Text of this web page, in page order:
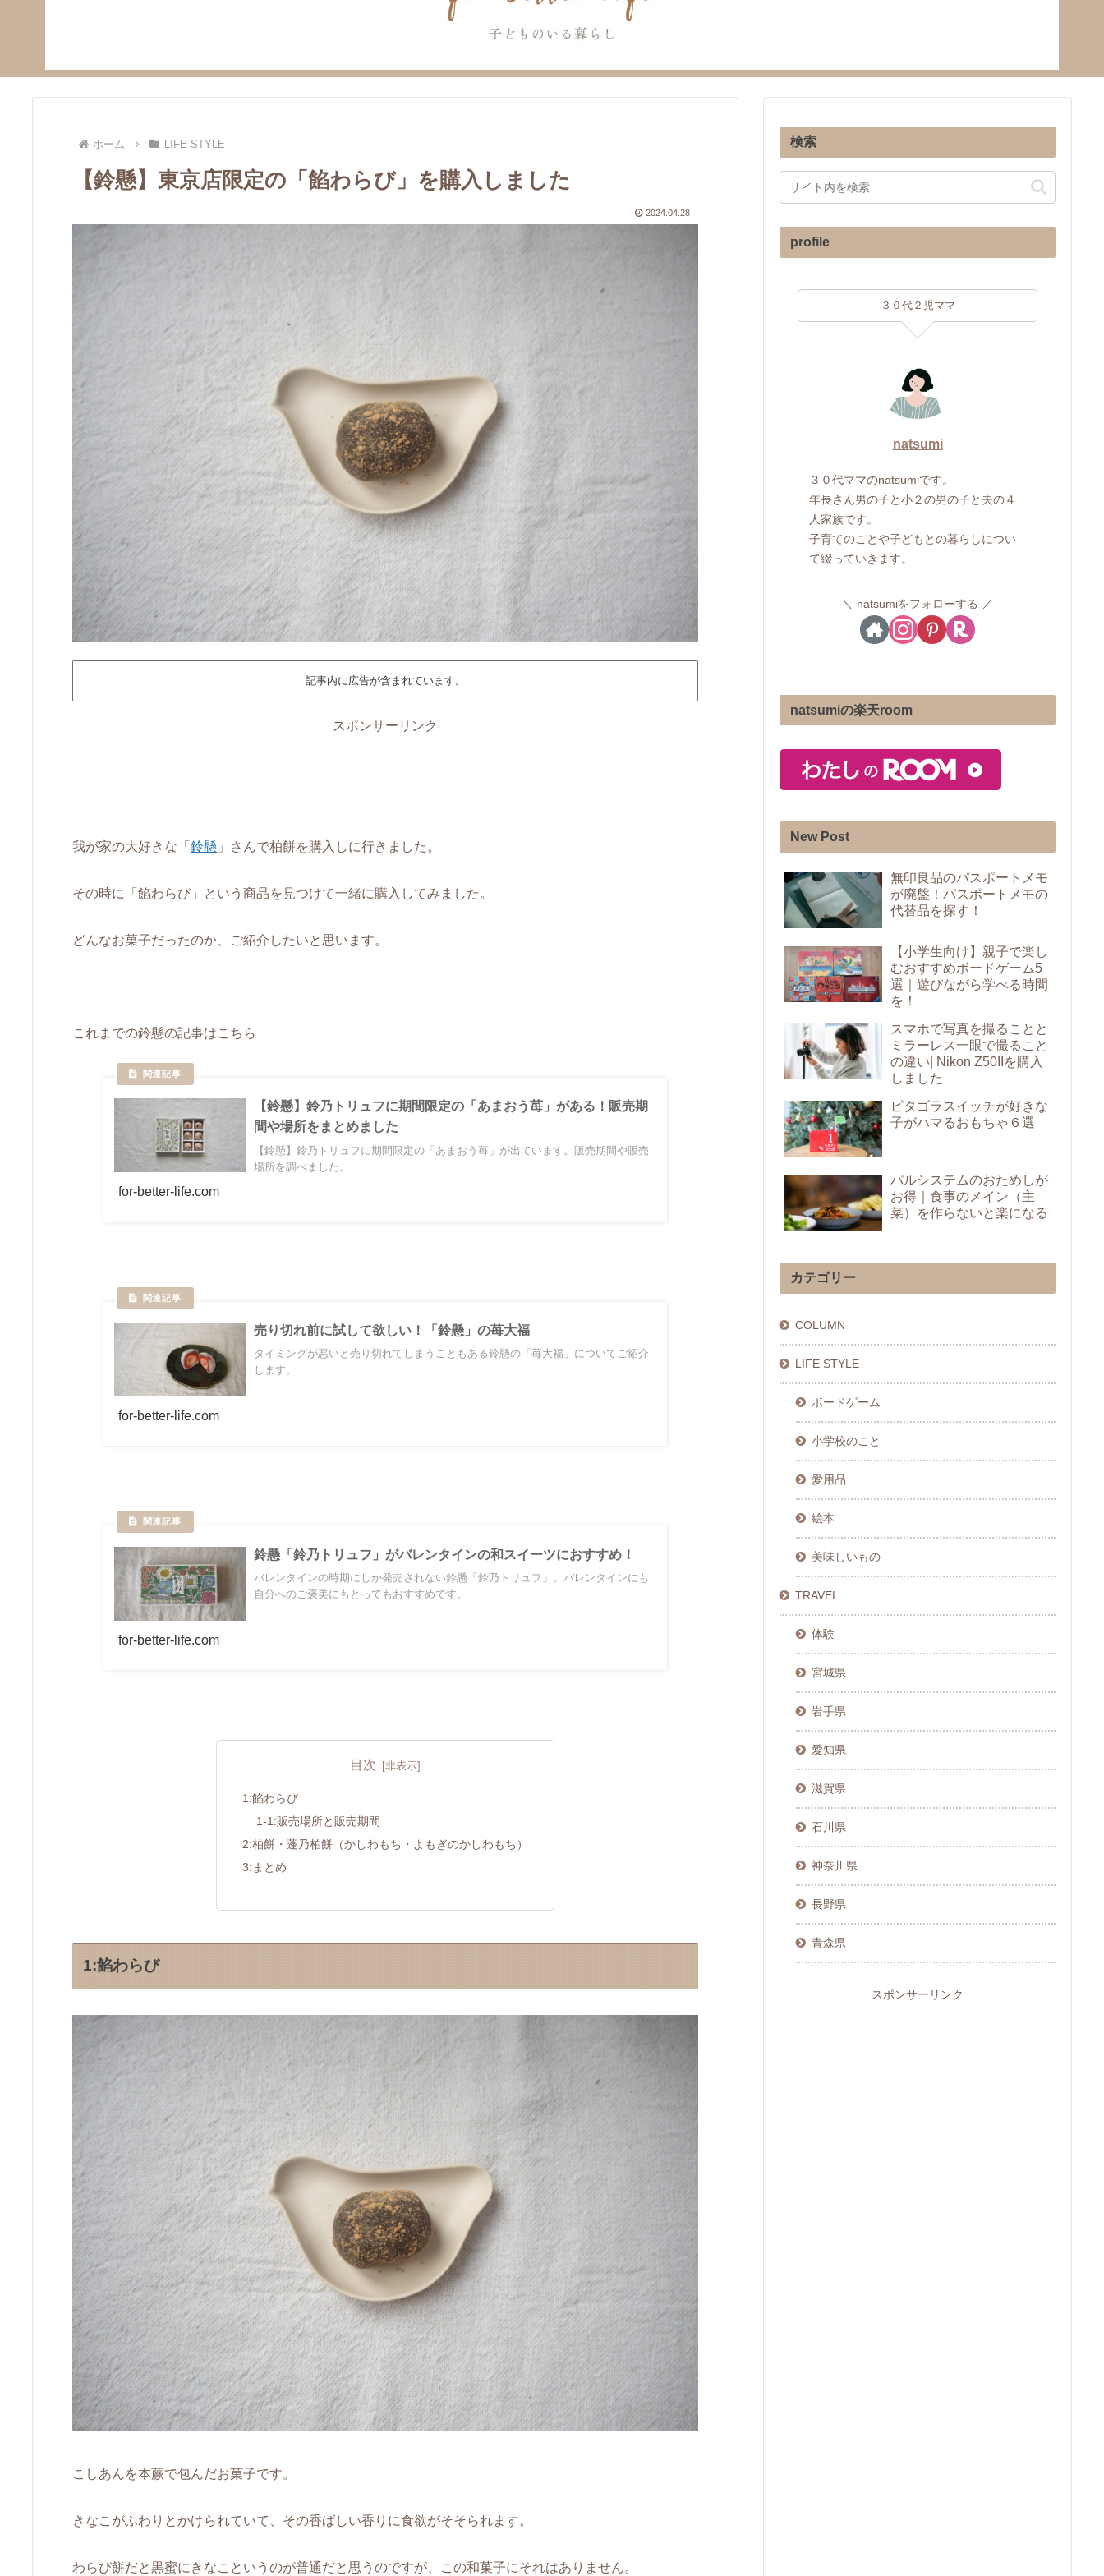
ホーム LIFE STYLE
【鈴懸】東京店限定の「餡わらび」を購入しました
2024.04.28
記事内に広告が含まれています。
スポンサーリンク
我が家の大好きな「 鈴懸 」さんで柏餅を購入しに行きました。
その時に「餡わらび」という商品を見つけて一緒に購入してみました。
どんなお菓子だったのか、ご紹介したいと思います。
これまでの鈴懸の記事はこちら
【鈴懸】鈴乃トリュフに期間限定の「あまおう苺」がある！販売期
間や場所をまとめました
【鈴懸】鈴乃トリュフに期間限定の「あまおう苺」が出ています。販売期間や販売
場所を調べました。
for-better-life.com
売り切れ前に試して欲しい！「鈴懸」の苺大福
タイミングが悪いと売り切れてしまうこともある鈴懸の「苺大福」についてご紹介
します。
for-better-life.com
鈴懸「鈴乃トリュフ」がバレンタインの和スイーツにおすすめ！
バレンタインの時期にしか発売されない鈴懸「鈴乃トリュフ」。バレンタインにも
自分へのご褒美にもとってもおすすめです。
for-better-life.com
目次
1:餡わらび
1-1:販売場所と販売期間
2:柏餅・蓬乃柏餅（かしわもち・よもぎのかしわもち）
3:まとめ
1:餡わらび
こしあんを本蕨で包んだお菓子です。
きなこがふわりとかけられていて、その香ばしい香りに食欲がそそられます。
わらび餅だと黒蜜にきなこというのが普通だと思うのですが、この和菓子にそれはありません。
検索
profile
３０代２児ママ
natsumi
３０代ママのnatsumiです。
年長さん男の子と小２の男の子と夫の４
人家族です。
子育てのことや子どもとの暮らしについ
て綴っていきます。
natsumiをフォローする
natsumiの楽天room
New Post
無印良品のパスポートメモ
が廃盤！パスポートメモの
代替品を探す！
【小学生向け】親子で楽し
むおすすめボードゲーム5
選｜遊びながら学べる時間
を！
スマホで写真を撮ることと
ミラーレス一眼で撮ること
の違い| Nikon Z50IIを購入
しました
ピタゴラスイッチが好きな
子がハマるおもちゃ６選
パルシステムのおためしが
お得｜食事のメイン（主
菜）を作らないと楽になる
カテゴリー
COLUMN
LIFE STYLE
ボードゲーム
小学校のこと
愛用品
絵本
美味しいもの
TRAVEL
体験
宮城県
岩手県
愛知県
滋賀県
石川県
神奈川県
長野県
青森県
スポンサーリンク